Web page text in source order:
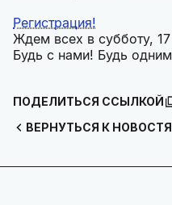
Регистрация!
Ждем всех в субботу,
Будь с нами! Будь
ВЕРНУТЬСЯ К
ПОДЕЛИТЬСЯ ССЫЛКОЙ